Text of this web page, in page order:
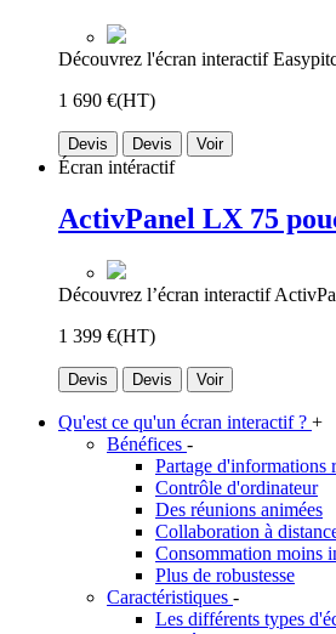
Découvrez l'écran interactif
1 690 €(HT)
Devis Devis Voir
Écran intéractif
ActivPanel LX 75
Découvrez l’écran interactif
1 399 €(HT)
Devis Devis Voir
Qu'est ce qu'un écran interactif ? +
Bénéfices -
Partage d'informations
Contrôle d'ordinateur
Des réunions animées
Collaboration à
Consommation moins
Plus de robustesse
Caractéristiques -
Les différents types